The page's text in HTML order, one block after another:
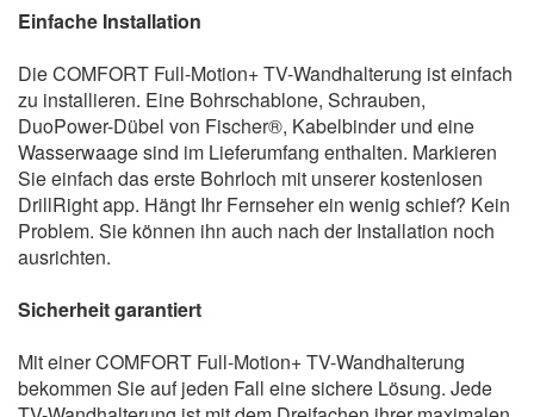
Einfache Installation
Die COMFORT Full-Motion+ TV-Wandhalterung ist einfach
zu installieren. Eine Bohrschablone, Schrauben,
DuoPower-Dübel von Fischer®, Kabelbinder und eine
Wasserwaage sind im Lieferumfang enthalten. Markieren
Sie einfach das erste Bohrloch mit unserer kostenlosen
DrillRight app. Hängt Ihr Fernseher ein wenig schief? Kein
Problem. Sie können ihn auch nach der Installation noch
ausrichten.
Sicherheit garantiert
Mit einer COMFORT Full-Motion+ TV-Wandhalterung
bekommen Sie auf jeden Fall eine sichere Lösung. Jede